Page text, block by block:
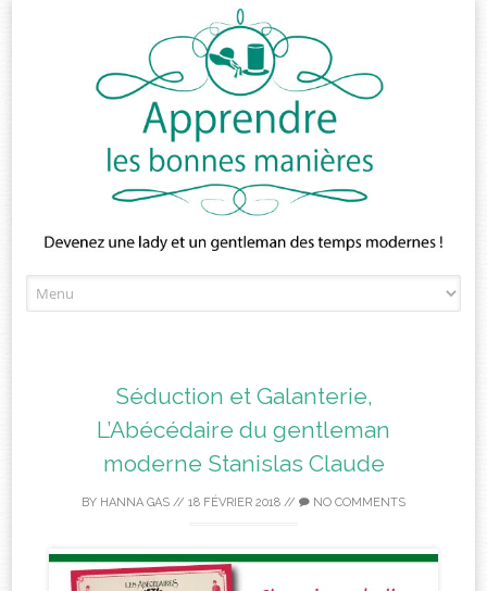
to
Séduction et Galanterie,
L’Abécédaire du gentleman
moderne Stanislas Claude
BY HANNA GAS // 18 FÉVRIER 2018 // NO COMMENTS